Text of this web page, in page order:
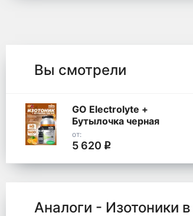
Вы смотрели
GO Electrolyte +
Бутылочка черная
от:
5 620 q
Аналоги - Изотоники